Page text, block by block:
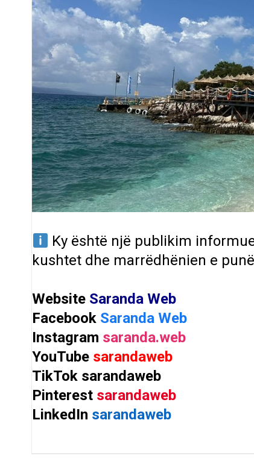
Ky është një publikim
kushtet dhe marrëdhënien e
Website Saranda Web
Facebook Saranda Web
Instagram saranda.web
YouTube sarandaweb
TikTok sarandaweb
Pinterest sarandaweb
LinkedIn sarandaweb